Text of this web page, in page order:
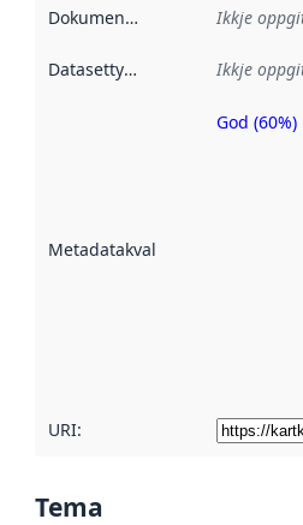
Dokumentasjon Ikkje
Datasettype Ikkje
Metadatakvalitet
God (60%)
URI:
Tema